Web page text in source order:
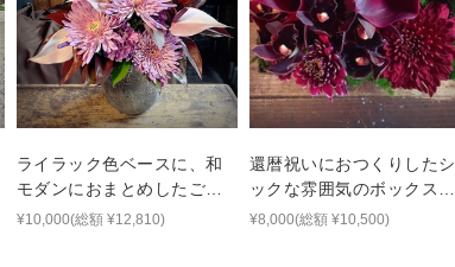
ライラック色ベースに、和
モダンにおまとめしたご出
演花
¥10,000(総額 ¥12,810)
還暦祝いにおつくりしたシ
ックな雰囲気のボックスフ
ラワー
¥8,000(総額 ¥10,500)